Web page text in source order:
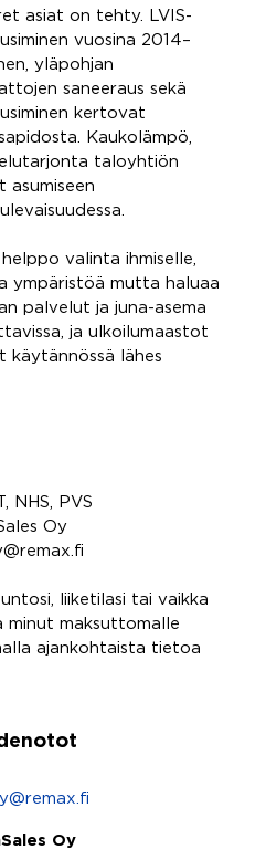
asiat on tehty. LVIS-
vuosina 2014–
yläpohjan
saneeraus sekä
kertovat
Kaukolämpö,
taloyhtiön
asumiseen
valinta ihmiselle,
ympäristöä mutta haluaa
palvelut ja juna-asema
ja ulkoilumaastot
käytännössä lähes
NHS, PVS
Oy
liiketilasi tai vaikka
maksuttomalle
ajankohtaista tietoa
Oy